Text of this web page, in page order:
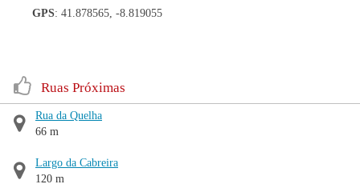
GPS: 41.878565, -8.819055
Ruas Próximas
Rua da Quelha
66 m
Largo da Cabreira
120 m